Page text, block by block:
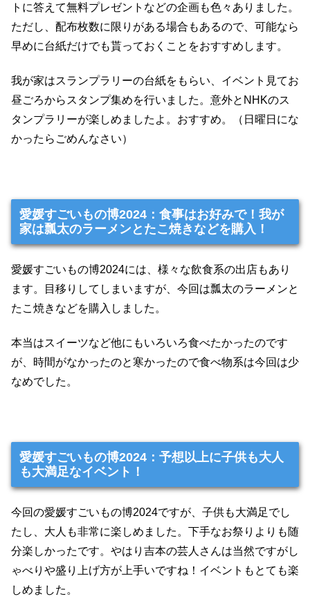
トに答えて無料プレゼントなどの企画も色々ありました。
ただし、配布枚数に限りがある場合もあるので、可能なら
早めに台紙だけでも貰っておくことをおすすめします。
我が家はスランプラリーの台紙をもらい、イベント見てお
昼ごろからスタンプ集めを行いました。意外とNHKのス
タンプラリーが楽しめましたよ。おすすめ。（日曜日にな
かったらごめんなさい）
愛媛すごいもの博2024：食事はお好みで！我が
家は瓢太のラーメンとたこ焼きなどを購入！
愛媛すごいもの博2024には、様々な飲食系の出店もあり
ます。目移りしてしまいますが、今回は瓢太のラーメンと
たこ焼きなどを購入しました。
本当はスイーツなど他にもいろいろ食べたかったのです
が、時間がなかったのと寒かったので食べ物系は今回は少
なめでした。
愛媛すごいもの博2024：予想以上に子供も大人
も大満足なイベント！
今回の愛媛すごいもの博2024ですが、子供も大満足でし
たし、大人も非常に楽しめました。下手なお祭りよりも随
分楽しかったです。やはり吉本の芸人さんは当然ですがし
ゃべりや盛り上げ方が上手いですね！イベントもとても楽
しめました。